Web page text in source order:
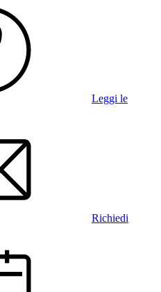
Leggi le
Richiedi